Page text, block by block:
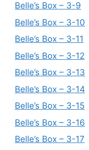
Belle’s Box – 3-9
Belle’s Box – 3-10
Belle’s Box – 3-11
Belle’s Box – 3-12
Belle’s Box – 3-13
Belle’s Box – 3-14
Belle’s Box – 3-15
Belle’s Box – 3-16
Belle’s Box – 3-17